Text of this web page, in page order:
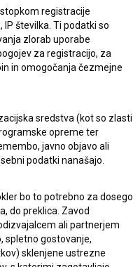
registracije
številka. Ti podatki so
zlorab uporabe
za registracijo, za
in omogočanja čezmejne
sredstva (kot so zlasti
opreme ter
javno objavo ali
podatki nanašajo.
bo to potrebno za dosego
do preklica. Zavod
ali partnerjem
spletno gostovanje,
sklenjene ustrezne